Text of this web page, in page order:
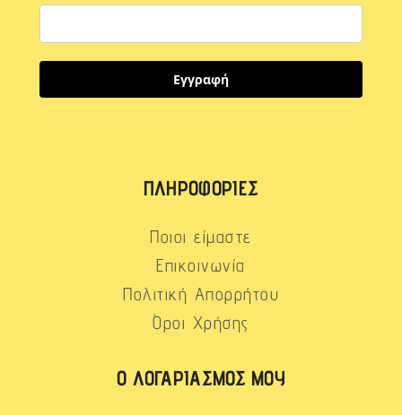
Εγγραφή
ΠΛΗΡΟΦΟΡΊΕΣ
Ποιοι είμαστε
Επικοινωνία
Πολιτική Απορρήτου
Όροι Χρήσης
Ο ΛΟΓΑΡΙΑΣΜΌΣ ΜΟΥ